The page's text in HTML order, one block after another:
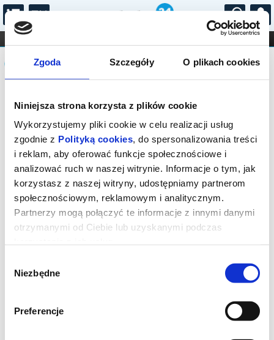
Zgoda Szczegóły O plikach cookies
Niniejsza strona korzysta z plików cookie
Wykorzystujemy pliki cookie w celu realizacji usług
zgodnie z Polityką cookies, do spersonalizowania treści
i reklam, aby oferować funkcje społecznościowe i
analizować ruch w naszej witrynie. Informacje o tym, jak
korzystasz z naszej witryny, udostępniamy partnerom
społecznościowym, reklamowym i analitycznym.
Partnerzy mogą połączyć te informacje z innymi danymi
otrzymanymi od Ciebie lub uzyskanymi podczas
zgody
Niezbędne
Preferencje
...
FILHARMONIA OPERA I BALET
STAND-UP
DLA DZIECI
Komunikat
Sprzedaż internetowa na naszej stronie
została zakończona. Sprawdź dostępność
biletów w kasach: Teatru Polonia (tel. 22
622 21 32, bilety@teatrpolonia.pl) lub
Och-Teatru (tel. 22 589 52 00,
bilety@ochteatr.com.pl). poniedziałek -
sobota: 10:00 - 19:00 niedziela: 12:00 -
19:00 w soboty i niedziele przerwa od
14:00 do 14:30